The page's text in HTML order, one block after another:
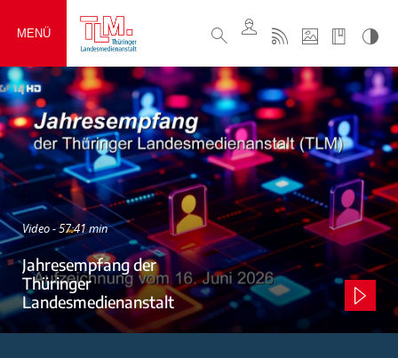
MENÜ
Video - 57:41 min
Jahresempfang der
Thüringer
Landesmedienanstalt